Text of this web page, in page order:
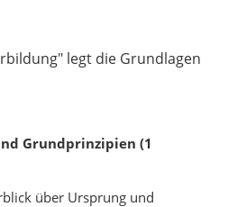
legt die Grundlagen
Grundprinzipien (1
über Ursprung und